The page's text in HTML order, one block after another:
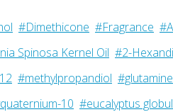
#Dimethicone #Fragrance
Spinosa Kernel Oil #2-
#methylpropandiol #glutamine
10 #eucalyptus